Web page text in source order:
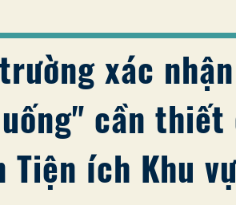
xác
cần thiết
Tiện ích Khu